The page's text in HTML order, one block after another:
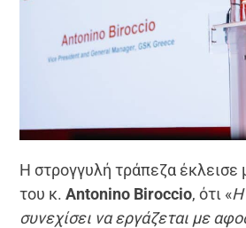
Η στρογγυλή τράπεζα έκλεισε
του κ.Antonino Biroccio, ότι «Η
συνεχίσει να εργάζεται με